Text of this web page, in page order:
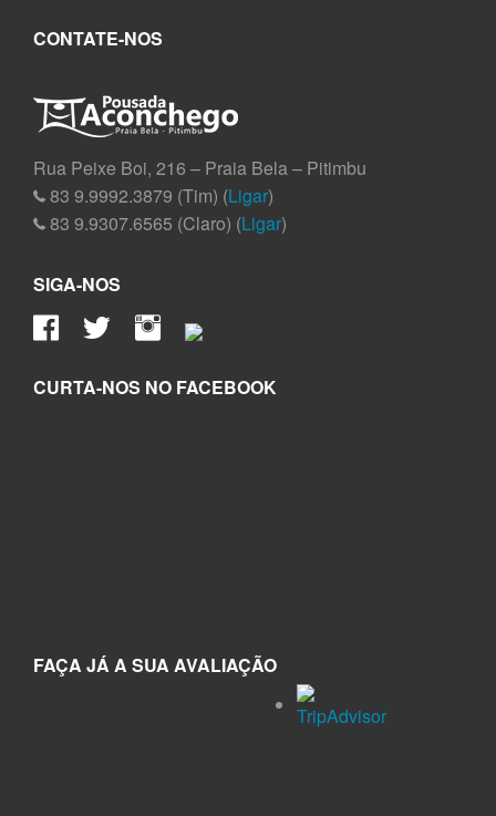
CONTATE-NOS
Rua Peixe Boi, 216 – Praia Bela – Pitimbu
83 9.9992.3879 (Tim) (Ligar)
83 9.9307.6565 (Claro) (Ligar)
SIGA-NOS
CURTA-NOS NO FACEBOOK
FAÇA JÁ A SUA AVALIAÇÃO